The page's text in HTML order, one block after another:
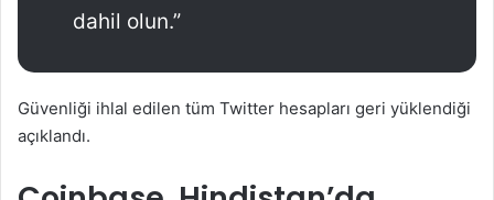
dahil olun.”
Güvenliği ihlal edilen tüm Twitter hesapları geri yüklendiği
açıklandı.